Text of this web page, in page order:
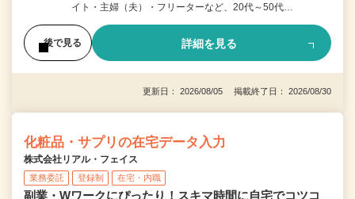
イト・主婦（夫）・フリーターなど、20代～50代…
後で見る 詳細を見る
更新日： 2026/08/05 掲載終了日： 2026/08/30
化粧品・サプリの在宅データ入力
株式会社リアル・フェイス
業務委託 登録制 在宅・内職
副業・Wワークにぴったり！スキマ時間に自宅でコツコ